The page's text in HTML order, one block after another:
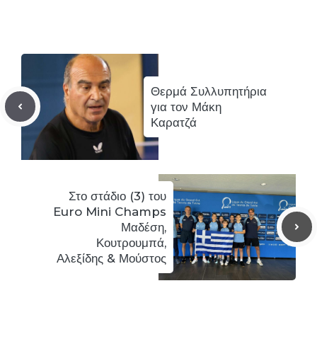
Θερμά Συλλυπητήρια
για τον Μάκη
Καρατζά
Στο στάδιο (3) του
Euro Mini Champs
Μαδέση,
Κουτρουμπά,
Αλεξίδης & Μούστος